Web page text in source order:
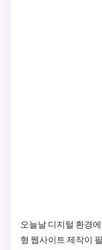
오늘날 디지털 환경
형 웹사이트 제작이